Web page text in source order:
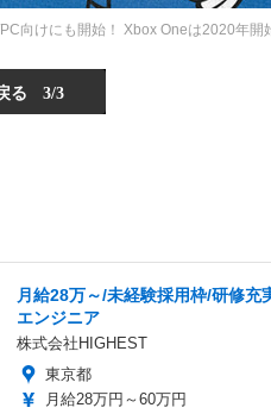
向けにも開始！ Xbox Oneは2020年開
る 3/3
月給28万～/未経験採用枠/研修充
エンジニア
株式会社HIGHEST
東京都
月給28万円～60万円